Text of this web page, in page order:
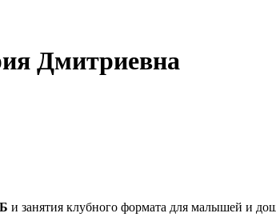
Дмитриевна
и занятия клубного формата для малышей и